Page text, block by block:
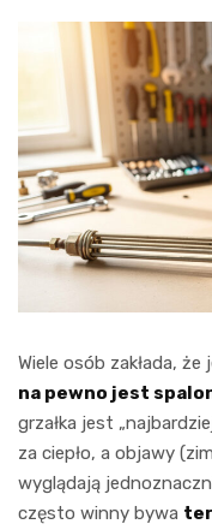
Wiele osób zakłada,
na pewno jest
grzałka jest
za ciepło, a objawy
wyglądają
często winny bywa